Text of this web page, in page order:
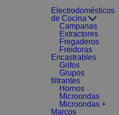
Electrodomésticos
de Cocina
Campanas
Extractores
Fregaderos
Freidoras
Encastrables
Grifos
Grupos
filtrantes
Hornos
Microondas
Microondas +
Marcos